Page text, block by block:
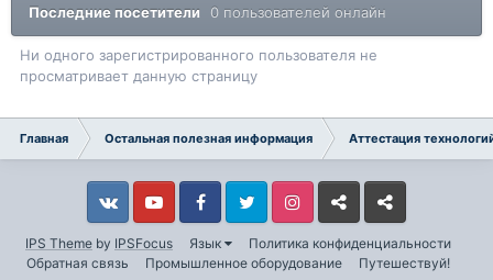
Последние посетители 0 пользователей онлайн
Ни одного зарегистрированного пользователя не
просматривает данную страницу
Главная Остальная полезная информация Аттестация
IPS Theme by IPSFocus Язык
Политика конфиденциальности
Обратная связь
Промышленное оборудование Путешествуй!
VkontakteYouTube FacebookTwitter InstagramLivejournalOdnoklassniki